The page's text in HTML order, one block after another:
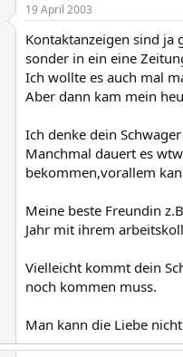
19 April 2003
Kontaktanzeigen sind ja
sonder in ein eine
Ich wollte es auch mal
Aber dann kam mein
Ich denke dein
Manchmal dauert es
bekommen,vorallem
Meine beste Freundin
Jahr mit ihrem
Vielleicht kommt dein
noch kommen muss.
Man kann die Liebe